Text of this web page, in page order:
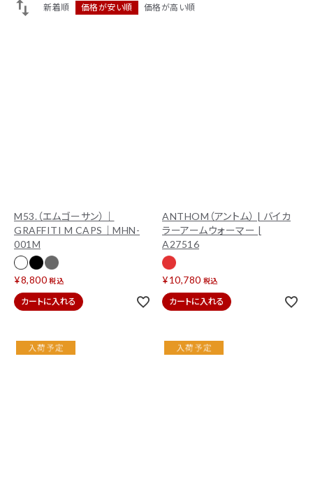
新着順 価格が安い順 価格が高い順
M53.（エムゴーサン）｜
GRAFFITI M CAPS｜MHN-
001M
¥8,800 税込
カートに入れる
ANTHOM（アントム） | バイカ
ラーアームウォーマー |
A27516
¥10,780 税込
カートに入れる